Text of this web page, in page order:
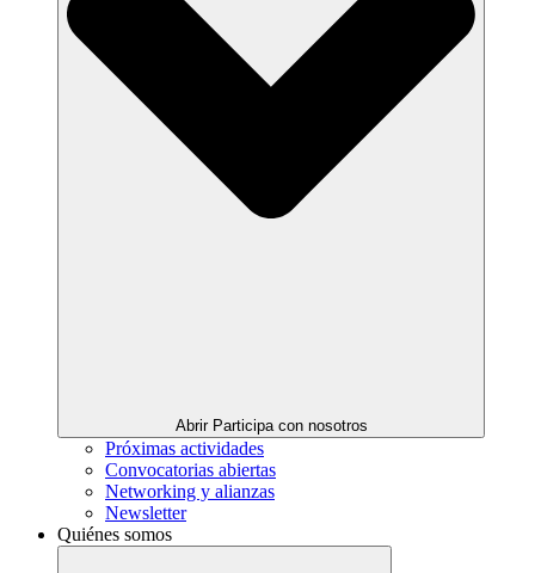
Abrir Participa con nosotros
Próximas actividades
Convocatorias abiertas
Networking y alianzas
Newsletter
Quiénes somos